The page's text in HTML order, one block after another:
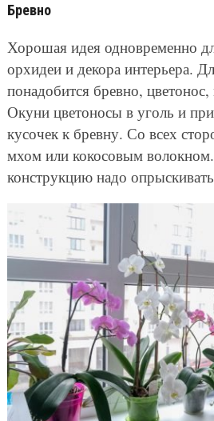
Бревно
Хорошая идея одновременно
орхидеи и декора интерьера.
понадобится бревно,
Окуни цветоносы в уголь и
кусочек к бревну. Со всех
мхом или кокосовым
конструкцию надо